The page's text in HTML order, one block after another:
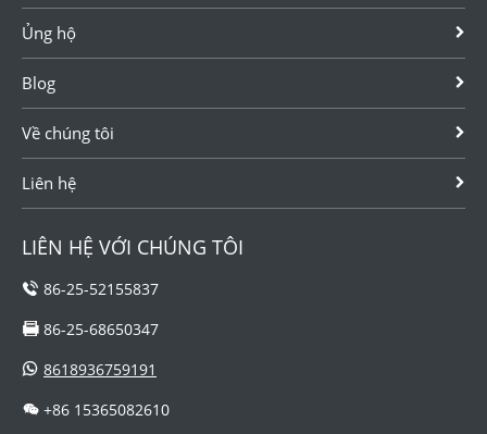
Ủng hộ
Blog
Về chúng tôi
Liên hệ
LIÊN HỆ VỚI CHÚNG TÔI
86-25-52155837
86-25-68650347
8618936759191
+86 15365082610